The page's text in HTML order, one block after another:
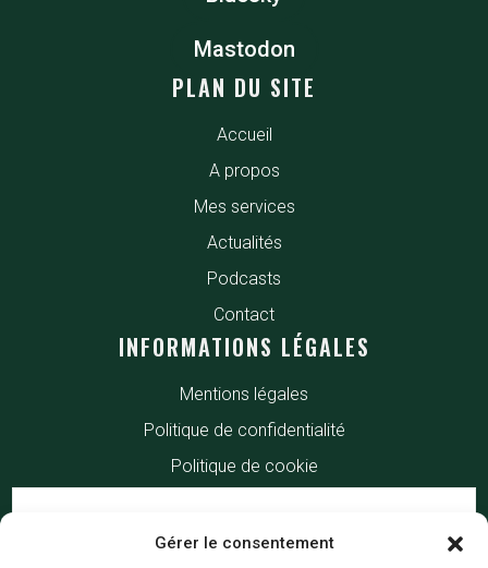
Gérer le consentement
Mastodon
PLAN DU SITE
Accueil
A propos
Mes services
Actualités
Podcasts
Contact
INFORMATIONS LÉGALES
Mentions légales
Politique de confidentialité
Politique de cookie